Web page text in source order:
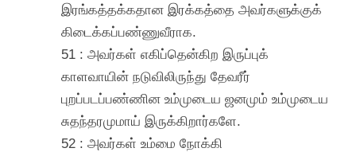
இரங்கத்தக்கதான இரக்கத்தை அவர்களுக்குக்
கிடைக்கப்பண்ணுவீராக.
51 : அவர்கள் எகிப்தென்கிற இருப்புக்
காளவாயின் நடுவிலிருந்து தேவரீர்
புறப்படப்பண்ணின உம்முடைய ஜனமும் உம்முடைய
சுதந்தரமுமாய் இருக்கிறார்களே.
52 : அவர்கள் உம்மை நோக்கி